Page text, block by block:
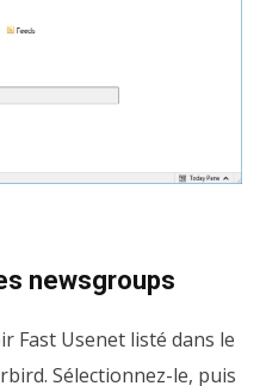
newsgroups
Fast Usenet listé dans le
Sélectionnez-le, puis